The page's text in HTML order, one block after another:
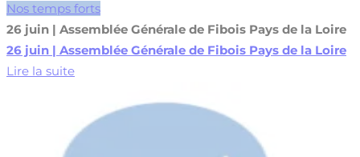
Nos temps forts
26 juin | Assemblée Générale de Fibois Pays de la Loire
26 juin | Assemblée Générale de Fibois Pays de la Loire
Lire la suite